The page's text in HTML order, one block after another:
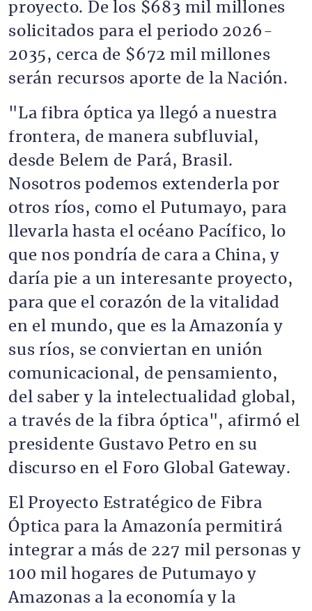
proyecto. De los $683 mil millones
solicitados para el periodo 2026-
2035, cerca de $672 mil millones
serán recursos aporte de la Nación.
"La fibra óptica ya llegó a nuestra
frontera, de manera subfluvial,
desde Belem de Pará, Brasil.
Nosotros podemos extenderla por
otros ríos, como el Putumayo, para
llevarla hasta el océano Pacífico, lo
que nos pondría de cara a China, y
daría pie a un interesante proyecto,
para que el corazón de la vitalidad
en el mundo, que es la Amazonía y
sus ríos, se conviertan en unión
comunicacional, de pensamiento,
del saber y la intelectualidad global,
a través de la fibra óptica", afirmó el
presidente Gustavo Petro en su
discurso en el Foro Global Gateway.
El Proyecto Estratégico de Fibra
Óptica para la Amazonía permitirá
integrar a más de 227 mil personas y
100 mil hogares de Putumayo y
Amazonas a la economía y la